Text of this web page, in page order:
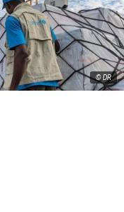
© DR